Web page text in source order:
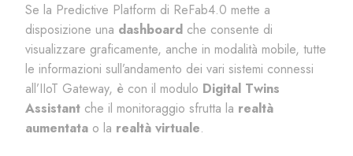
Se la Predictive Platform di ReFab4.0 mette a
disposizione una dashboard che consente di
visualizzare graficamente, anche in modalità mobile, tutte
le informazioni sull’andamento dei vari sistemi connessi
all’IIoT Gateway, è con il modulo Digital Twins
Assistant che il monitoraggio sfrutta la realtà
aumentata o la realtà virtuale.